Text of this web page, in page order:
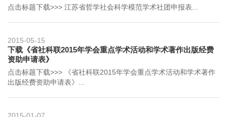
点击标题下载>>> 江苏省哲学社会科学模范学术社团申报表...
2015-05-15
下载《省社科联2015年学会重点学术活动和学术著作出版经费
资助申请表》
点击标题下载>>> 《省社科联2015年学会重点学术活动和学术著作
出版经费资助申请表》...